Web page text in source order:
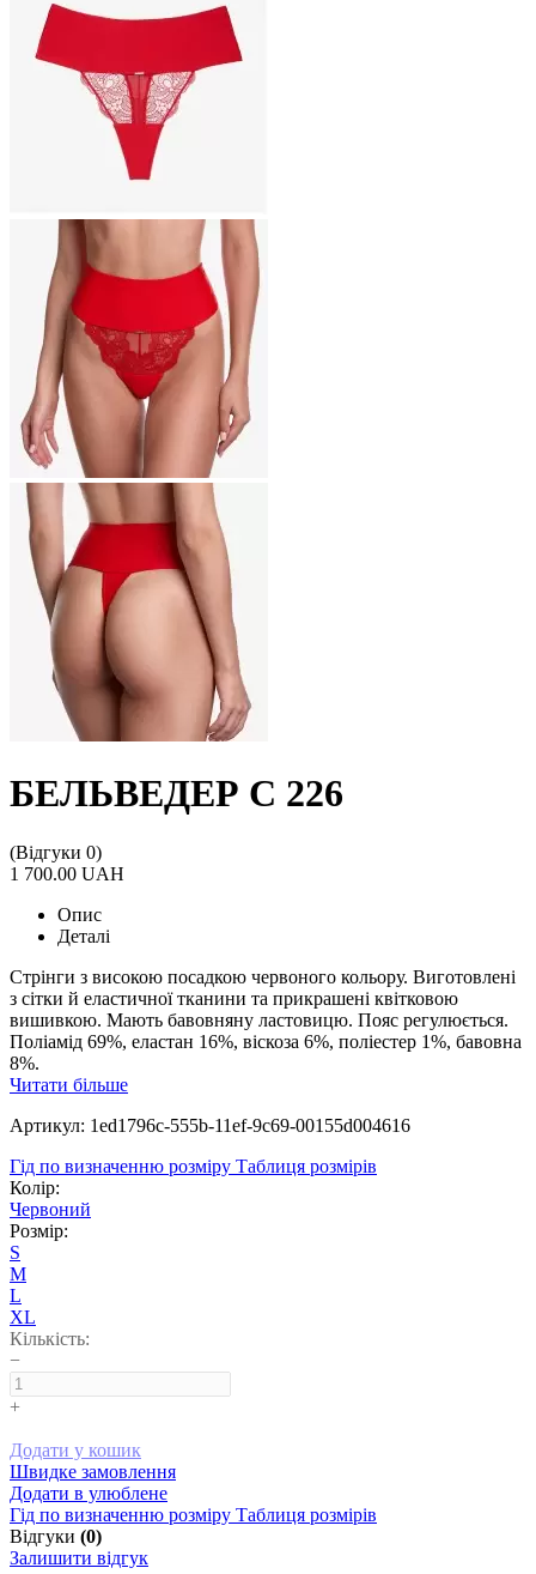
БЕЛЬВЕДЕР С 226
(Відгуки 0)
1 700.00 UAH
Опис
Деталі
Стрінги з високою посадкою червоного кольору. Виготовлені
з сітки й еластичної тканини та прикрашені квітковою
вишивкою. Мають бавовняну ластовицю. Пояс регулюється.
Поліамід 69%, еластан 16%, віскоза 6%, поліестер 1%, бавовна
8%.
Читати більше
Артикул: 1ed1796c-555b-11ef-9c69-00155d004616
Гід по визначенню розміру Таблиця розмірів
Колір:
Червоний
Розмір:
S
M
L
XL
Кількість:
−
+
Додати у кошик
Швидке замовлення
Додати в улюблене
Гід по визначенню розміру Таблиця розмірів
Відгуки (0)
Залишити відгук